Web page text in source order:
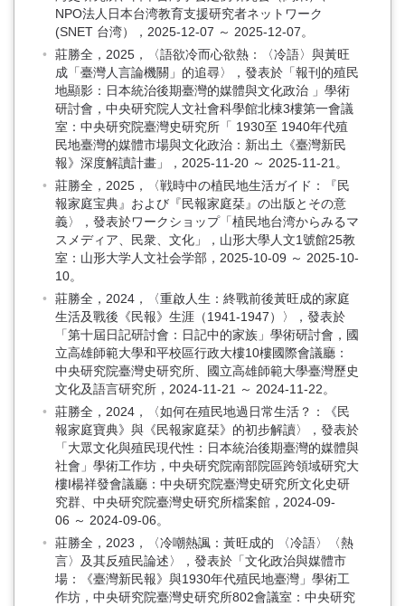
NPO法人日本台湾教育支援研究者ネットワーク
(SNET 台湾），2025-12-07 ～ 2025-12-07。
莊勝全，2025，〈語欲冷而心欲熱：〈冷語〉與黃旺
成「臺灣人言論機關」的追尋〉，發表於「報刊的殖民
地顯影：日本統治後期臺灣的媒體與文化政治 」學術
研討會，中央研究院人文社會科學館北棟3樓第一會議
室：中央研究院臺灣史研究所「 1930至 1940年代殖
民地臺灣的媒體市場與文化政治：新出土《臺灣新民
報》深度解讀計畫」，2025-11-20 ～ 2025-11-21。
莊勝全，2025，〈戦時中の植民地生活ガイド：『民
報家庭宝典』および『民報家庭栞』の出版とその意
義〉，發表於ワークショップ「植民地台湾からみるマ
スメディア、民衆、文化」，山形大學人文1號館25教
室：山形大学人文社会学部，2025-10-09 ～ 2025-10-
10。
莊勝全，2024，〈重啟人生：終戰前後黃旺成的家庭
生活及戰後《民報》生涯（1941-1947）〉，發表於
「第十屆日記研討會：日記中的家族」學術研討會，國
立高雄師範大學和平校區行政大樓10樓國際會議廳：
中央研究院臺灣史研究所、國立高雄師範大學臺灣歷史
文化及語言研究所，2024-11-21 ～ 2024-11-22。
莊勝全，2024，〈如何在殖民地過日常生活？：《民
報家庭寶典》與《民報家庭栞》的初步解讀〉，發表於
「大眾文化與殖民現代性：日本統治後期臺灣的媒體與
社會」學術工作坊，中央研究院南部院區跨領域研究大
樓I楊祥發會議廳：中央研究院臺灣史研究所文化史研
究群、中央研究院臺灣史研究所檔案館，2024-09-
06 ～ 2024-09-06。
莊勝全，2023，〈冷嘲熱諷：黃旺成的 〈冷語〉〈熱
言〉及其反殖民論述〉，發表於「文化政治與媒體市
場：《臺灣新民報》與1930年代殖民地臺灣」學術工
作坊，中央研究院臺灣史研究所802會議室：中央研究